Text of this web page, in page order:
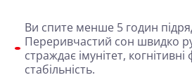
Ви спите менше 5 годин
Переривчастий сон швидко
страждає імунітет, когнітивні
стабільність.